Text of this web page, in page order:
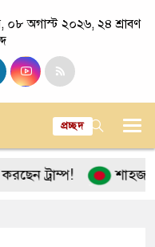
০৮ অগাস্ট ২০২৬, ২৪ শ্রাবণ
প্রচ্ছদ
শাহজালাল